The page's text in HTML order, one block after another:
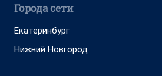
Города сети
Екатеринбург
Нижний Новгород